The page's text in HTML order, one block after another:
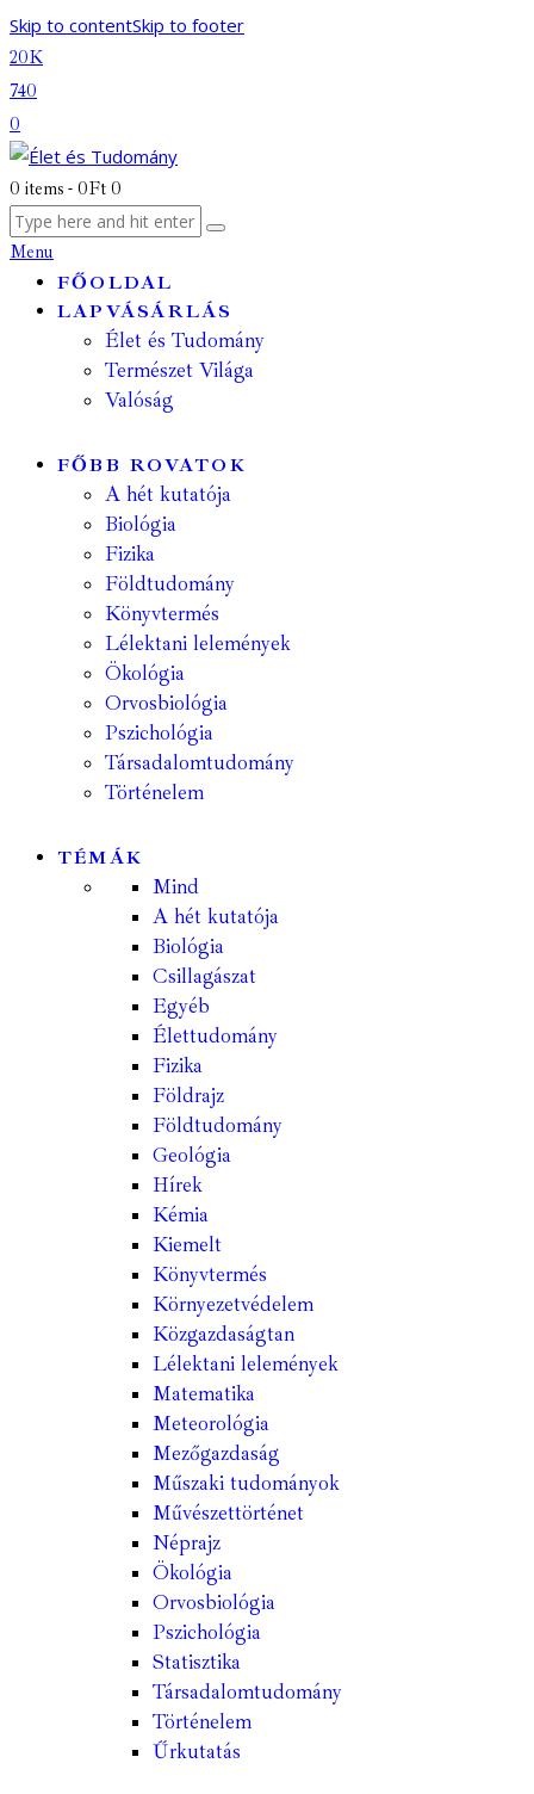
Skip to contentSkip to footer
20K
740
0
0 items - 0Ft 0
Menu
FŐOLDAL
LAPVÁSÁRLÁS
Élet és Tudomány
Természet Világa
Valóság
FŐBB ROVATOK
A hét kutatója
Biológia
Fizika
Földtudomány
Könyvtermés
Lélektani lelemények
Ökológia
Orvosbiológia
Pszichológia
Társadalomtudomány
Történelem
TÉMÁK
Mind
A hét kutatója
Biológia
Csillagászat
Egyéb
Élettudomány
Fizika
Földrajz
Földtudomány
Geológia
Hírek
Kémia
Kiemelt
Könyvtermés
Környezetvédelem
Közgazdaságtan
Lélektani lelemények
Matematika
Meteorológia
Mezőgazdaság
Műszaki tudományok
Művészettörténet
Néprajz
Ökológia
Orvosbiológia
Pszichológia
Statisztika
Társadalomtudomány
Történelem
Űrkutatás